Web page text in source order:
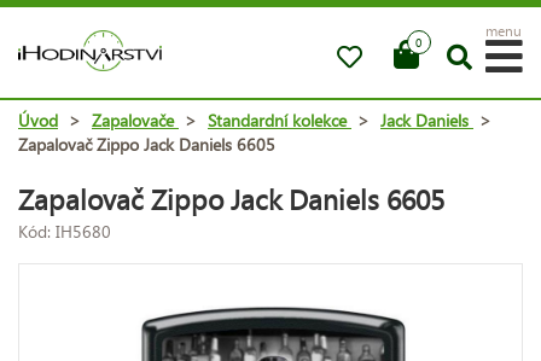
0
menu
Úvod > Zapalovače > Standardní kolekce > Jack Daniels >
Zapalovač Zippo Jack Daniels 6605
Zapalovač Zippo Jack Daniels 6605
Kód: IH5680